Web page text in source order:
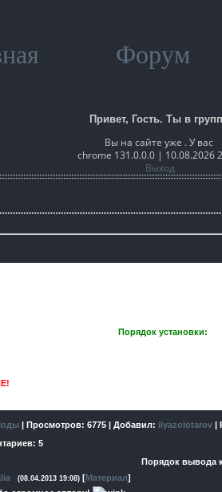
Форум
Привет, Гость. Ты в
Вы на сайте уже . У вас
chrome 131.0.0.0 | 10.08.2026
Выход
Порядок установки:
| Просмотров: 6775 | Добавил: ilyazolotarov |
: 5
Порядок вывода
(08.04.2013 19:08) [Материал]